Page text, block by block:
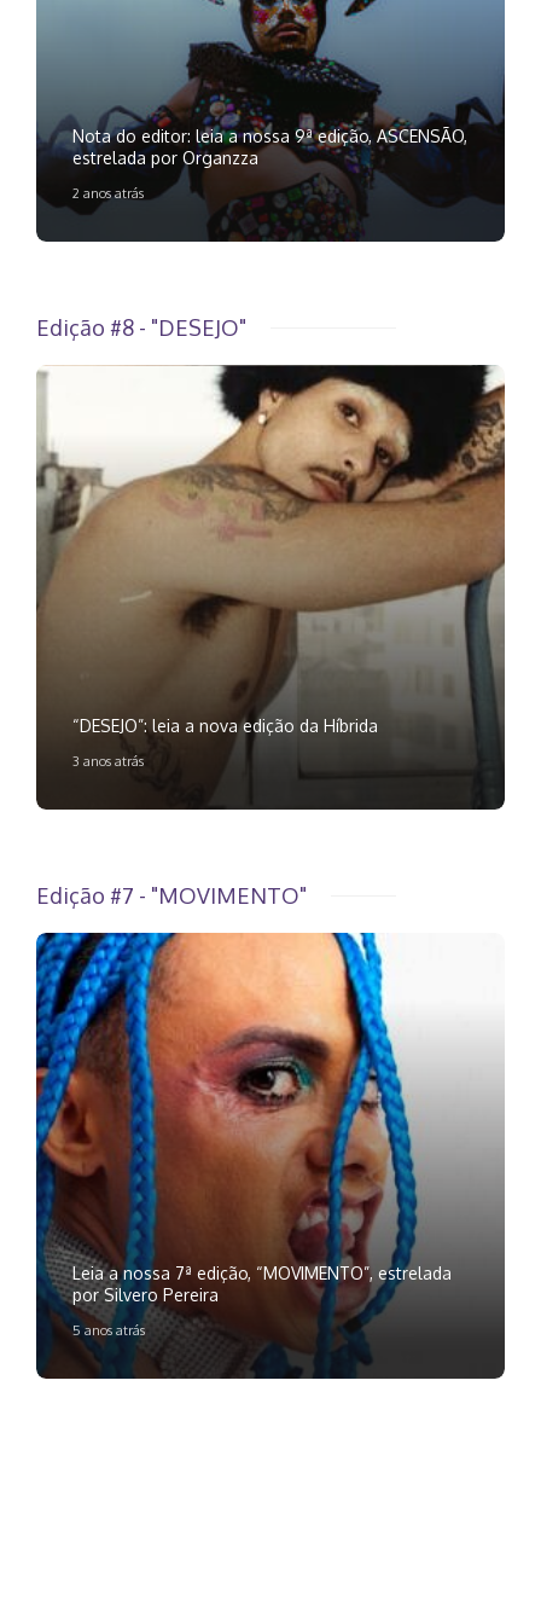
Nota do editor: leia a nossa 9ª edição, ASCENSÃO,
estrelada por Organzza
2 anos atrás
Edição #8 - "DESEJO"
“DESEJO”: leia a nova edição da Híbrida
3 anos atrás
Edição #7 - "MOVIMENTO"
Leia a nossa 7ª edição, “MOVIMENTO”, estrelada
por Silvero Pereira
5 anos atrás